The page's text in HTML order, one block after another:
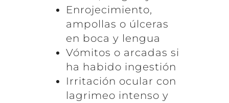
Enrojecimiento,
ampollas o úlceras
en boca y lengua
Vómitos o arcadas si
ha habido ingestión
Irritación ocular con
lagrimeo intenso y